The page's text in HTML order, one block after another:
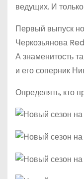
ведущих. И
Первый выпуск
Черкозьянова
А знаменитость
и его соперник
Определять, кто